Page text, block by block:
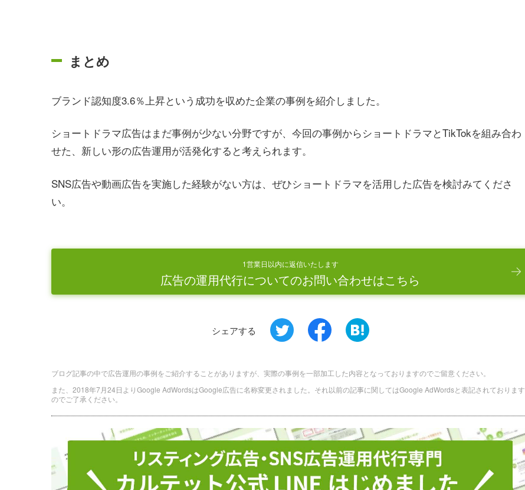
まとめ
ブランド認知度3.6％上昇という成功を収めた企業の事例を紹介しました。
ショートドラマ広告はまだ事例が少ない分野ですが、今回の事例からショートドラマとTikTokを組み合わ
せた、新しい形の広告運用が活発化すると考えられます。
SNS広告や動画広告を実施した経験がない方は、ぜひショートドラマを活用した広告を検討みてくださ
い。
1営業日以内に返信いたします
広告の運用代行についてのお問い合わせはこちら
シェアする
ブログ記事の中で広告運用の事例をご紹介することがありますが、実際の事例を一部加工した内容となっておりますのでご留意ください。
また、2018年7月24日よりGoogle AdWordsはGoogle広告に名称変更されました。それ以前の記事に関してはGoogle AdWordsと表記されております
のでご了承ください。